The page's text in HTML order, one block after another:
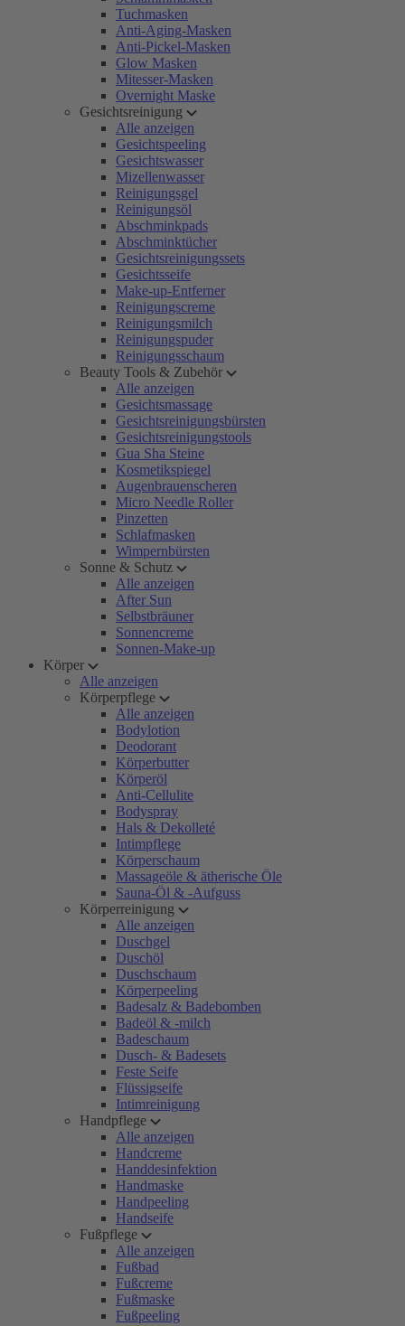
Tuchmasken
Anti-Aging-Masken
Anti-Pickel-Masken
Glow Masken
Mitesser-Masken
Overnight Maske
Gesichtsreinigung
Alle anzeigen
Gesichtspeeling
Gesichtswasser
Mizellenwasser
Reinigungsgel
Reinigungsöl
Abschminkpads
Abschminktücher
Gesichtsreinigungssets
Gesichtsseife
Make-up-Entferner
Reinigungscreme
Reinigungsmilch
Reinigungspuder
Reinigungsschaum
Beauty Tools & Zubehör
Alle anzeigen
Gesichtsmassage
Gesichtsreinigungsbürsten
Gesichtsreinigungstools
Gua Sha Steine
Kosmetikspiegel
Augenbrauenscheren
Micro Needle Roller
Pinzetten
Schlafmasken
Wimpernbürsten
Sonne & Schutz
Alle anzeigen
After Sun
Selbstbräuner
Sonnencreme
Sonnen-Make-up
Körper
Alle anzeigen
Körperpflege
Alle anzeigen
Bodylotion
Deodorant
Körperbutter
Körperöl
Anti-Cellulite
Bodyspray
Hals & Dekolleté
Intimpflege
Körperschaum
Massageöle & ätherische Öle
Sauna-Öl & -Aufguss
Körperreinigung
Alle anzeigen
Duschgel
Duschöl
Duschschaum
Körperpeeling
Badesalz & Badebomben
Badeöl & -milch
Badeschaum
Dusch- & Badesets
Feste Seife
Flüssigseife
Intimreinigung
Handpflege
Alle anzeigen
Handcreme
Handdesinfektion
Handmaske
Handpeeling
Handseife
Fußpflege
Alle anzeigen
Fußbad
Fußcreme
Fußmaske
Fußpeeling